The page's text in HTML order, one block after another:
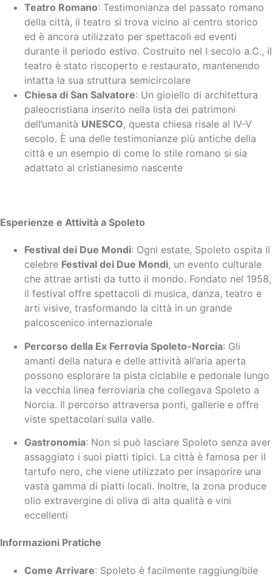
Teatro Romano: Testimonianza del passato romano
della città, il teatro si trova vicino al centro storico
ed è ancora utilizzato per spettacoli ed eventi
durante il periodo estivo. Costruito nel I secolo a.C., il
teatro è stato riscoperto e restaurato, mantenendo
intatta la sua struttura semicircolare
Chiesa di San Salvatore: Un gioiello di architettura
paleocristiana inserito nella lista dei patrimoni
dell’umanità UNESCO, questa chiesa risale al IV-V
secolo. È una delle testimonianze più antiche della
città e un esempio di come lo stile romano si sia
adattato al cristianesimo nascente
Esperienze e Attività a Spoleto
Festival dei Due Mondi: Ogni estate, Spoleto ospita il
celebre Festival dei Due Mondi, un evento culturale
che attrae artisti da tutto il mondo. Fondato nel 1958,
il festival offre spettacoli di musica, danza, teatro e
arti visive, trasformando la città in un grande
palcoscenico internazionale
Percorso della Ex Ferrovia Spoleto-Norcia: Gli
amanti della natura e delle attività all’aria aperta
possono esplorare la pista ciclabile e pedonale lungo
la vecchia linea ferroviaria che collegava Spoleto a
Norcia. Il percorso attraversa ponti, gallerie e offre
viste spettacolari sulla valle.
Gastronomia: Non si può lasciare Spoleto senza aver
assaggiato i suoi piatti tipici. La città è famosa per il
tartufo nero, che viene utilizzato per insaporire una
vasta gamma di piatti locali. Inoltre, la zona produce
olio extravergine di oliva di alta qualità e vini
eccellenti
Informazioni Pratiche
Come Arrivare: Spoleto è facilmente raggiungibile